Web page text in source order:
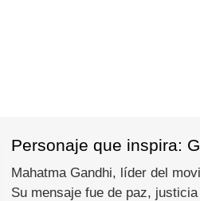
Personaje que inspira:
Mahatma Gandhi, líder del
Su mensaje fue de paz,